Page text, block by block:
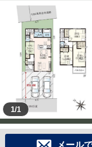
1/1
メール